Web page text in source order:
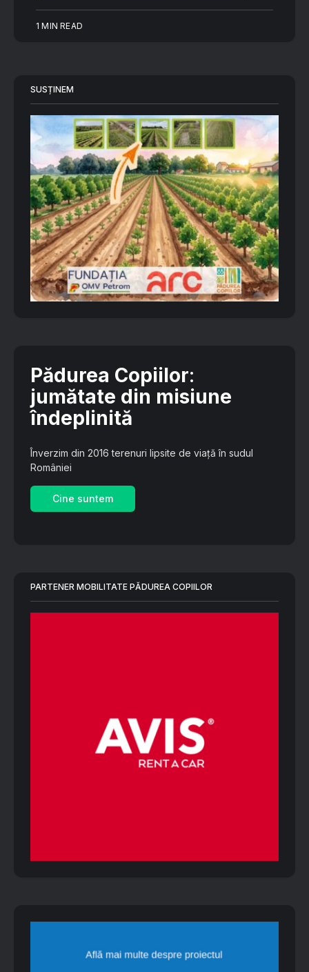
1 MIN READ
SUSȚINEM
Pădurea Copiilor:
jumătate din misiune
îndeplinită
Înverzim din 2016 terenuri lipsite de viață în sudul
României
Cine suntem
PARTENER MOBILITATE PĂDUREA COPIILOR